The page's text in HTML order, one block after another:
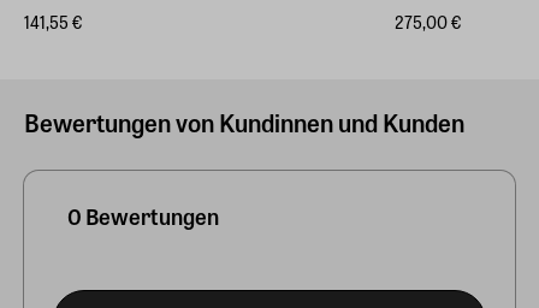
141,55 €
275,00 €
Bewertungen von Kundinnen und Kunden
0 Bewertungen